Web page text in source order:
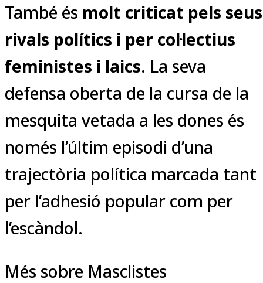
També és molt criticat pels seus
rivals polítics i per col·lectius
feministes i laics. La seva
defensa oberta de la cursa de la
mesquita vetada a les dones és
només l’últim episodi d’una
trajectòria política marcada tant
per l’adhesió popular com per
l’escàndol.
Més sobre Masclistes